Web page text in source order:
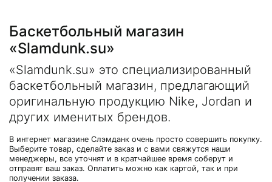
Баскетбольный магазин
«Slamdunk.su»
«Slamdunk.su» это специализированный
баскетбольный магазин, предлагающий
оригинальную продукцию Nike, Jordan и
других именитых брендов.
В интернет магазине Слэмданк очень просто совершить покупку.
Выберите товар, сделайте заказ и с вами свяжутся наши
менеджеры, все уточнят и в кратчайшее время соберут и
отправят ваш заказ. Оплатить можно как картой, так и при
получении заказа.